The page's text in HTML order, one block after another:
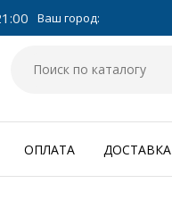
Ваш город:
ОПЛАТА ДОСТАВКА